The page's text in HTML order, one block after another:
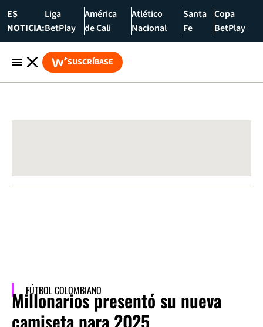
ES
NOTICIA:
Liga
BetPlay
América
de Cali
Atlético
Nacional
Santa
Fe
Copa
BetPlay
SUSCRÍBASE
FÚTBOL COLOMBIANO
Millonarios presentó su nueva
camiseta para 2025